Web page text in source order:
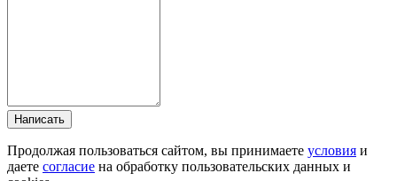
Написать
Продолжая пользоваться сайтом, вы принимаете условия и
даете согласие на обработку пользовательских данных и